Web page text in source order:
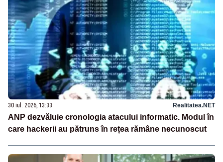
30 iul. 2026, 13:33 Realitatea.NET
ANP dezvăluie cronologia atacului informatic. Modul în
care hackerii au pătruns în rețea rămâne necunoscut